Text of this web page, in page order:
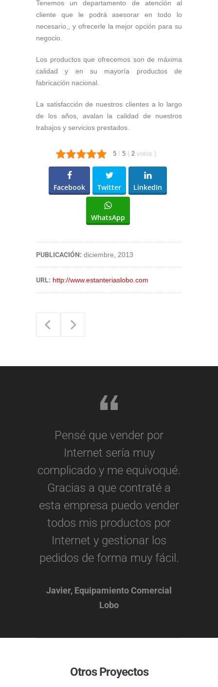
Tenemos un departamento de atención al
cliente que le podrá asesorar en todo lo
necesario,, y ofrecerle la mejor opción para su
negocio.
Los productos que ofrecemos son de máxima
calidad y en su mayoría productos de
fabricación nacional.
La satisfacción de nuestros clientes a lo largo
de los años, avalan la calidad de nuestros
trabajos y servicios prestados.
5 / 5 ( 2 votos )
Facebook Twitter LinkedIn
WhatsApp
PUBLICACIÓN: diciembre, 2013
URL: http://www.estanteriaslobo.com
Pensé que vender por
Internet sería muy
complicado y me equivoqué.
Gracias a que contraté a
esta empresa puedo vender
todos mis productos por
Internet y gestionar los
pedidos de forma muy fácil.
Javier, Equipamiento Comercial
Lobo
Otros Proyectos